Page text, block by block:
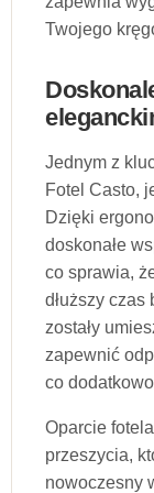
Twojego
Jednym z
Fotel Casto,
Dzięki
doskonałe
co sprawia,
dłuższy czas
zostały
zapewnić
co
Oparcie
przeszycia,
nowoczesny